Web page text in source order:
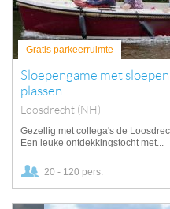
Gratis parkeerruimte
Sloepengame met
plassen
Loosdrecht (NH)
Gezellig met collega's de
Een leuke ontdekkingstocht met...
20 - 120 pers.